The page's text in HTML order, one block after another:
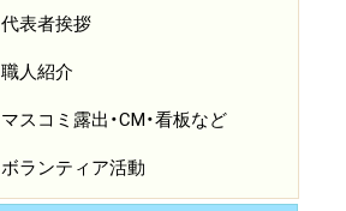
代表者挨拶
職人紹介
マスコミ露出・CM・看板など
ボランティア活動